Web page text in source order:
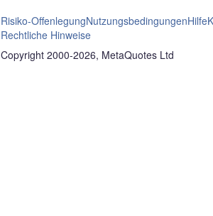
Risiko-OffenlegungNutzungsbedingungenHilfe
Rechtliche Hinweise
Copyright 2000-2026, MetaQuotes Ltd